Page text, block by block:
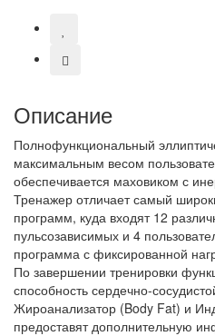
Описание
Полнофункциональный
максимальным весом
обеспечивается маховиком с
Тренажер отличает самый
программ, куда входят 12
пульсозависимых и 4
программа с фиксированной
По завершении тренировки
способность сердечно-
Жироанализатор (Body Fat) и
предоставят дополнительную